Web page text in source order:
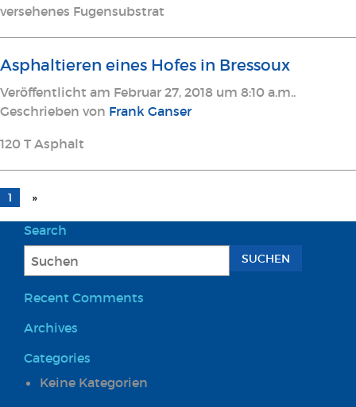
versehenes Fugensubstrat
Asphaltieren eines Hofes in Bressoux
Veröffentlicht am Februar 27, 2018 um 8:10 a.m..
Geschrieben von Frank Ganser
120 T Asphalt
1 »
Search
Recent Comments
Archives
Categories
Keine Kategorien